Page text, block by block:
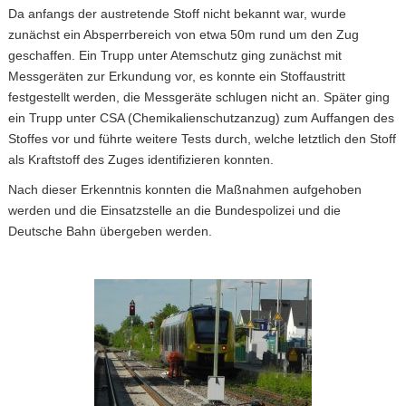
Da anfangs der austretende Stoff nicht bekannt war, wurde
zunächst ein Absperrbereich von etwa 50m rund um den Zug
geschaffen. Ein Trupp unter Atemschutz ging zunächst mit
Messgeräten zur Erkundung vor, es konnte ein Stoffaustritt
festgestellt werden, die Messgeräte schlugen nicht an. Später ging
ein Trupp unter CSA (Chemikalienschutzanzug) zum Auffangen des
Stoffes vor und führte weitere Tests durch, welche letztlich den Stoff
als Kraftstoff des Zuges identifizieren konnten.
Nach dieser Erkenntnis konnten die Maßnahmen aufgehoben
werden und die Einsatzstelle an die Bundespolizei und die
Deutsche Bahn übergeben werden.